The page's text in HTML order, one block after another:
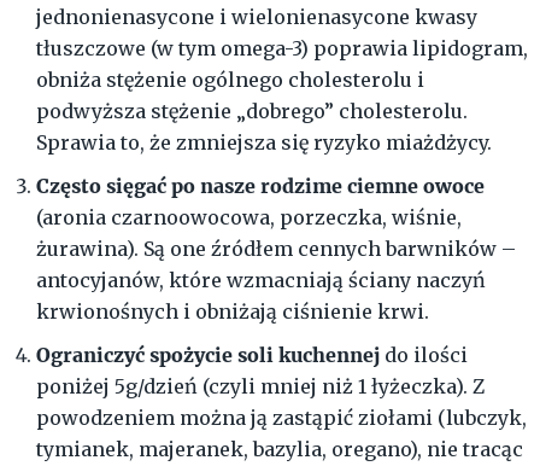
jednonienasycone i wielonienasycone kwasy
tłuszczowe (w tym omega-3) poprawia lipidogram,
obniża stężenie ogólnego cholesterolu i
podwyższa stężenie „dobrego” cholesterolu.
Sprawia to, że zmniejsza się ryzyko miażdżycy.
Często sięgać po nasze rodzime ciemne owoce
(aronia czarnoowocowa, porzeczka, wiśnie,
żurawina). Są one źródłem cennych barwników –
antocyjanów, które wzmacniają ściany naczyń
krwionośnych i obniżają ciśnienie krwi.
Ograniczyć spożycie soli kuchennej do ilości
poniżej 5g/dzień (czyli mniej niż 1 łyżeczka). Z
powodzeniem można ją zastąpić ziołami (lubczyk,
tymianek, majeranek, bazylia, oregano), nie tracąc